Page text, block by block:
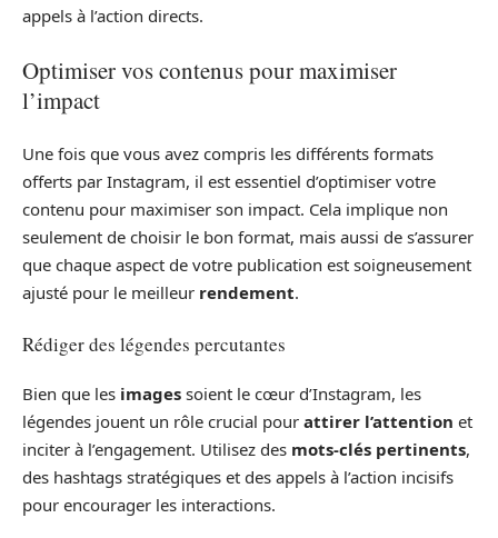
appels à l’action directs.
Optimiser vos contenus pour maximiser
l’impact
Une fois que vous avez compris les différents formats
offerts par Instagram, il est essentiel d’optimiser votre
contenu pour maximiser son impact. Cela implique non
seulement de choisir le bon format, mais aussi de s’assurer
que chaque aspect de votre publication est soigneusement
ajusté pour le meilleur rendement.
Rédiger des légendes percutantes
Bien que les images soient le cœur d’Instagram, les
légendes jouent un rôle crucial pour attirer l’attention et
inciter à l’engagement. Utilisez des mots-clés pertinents,
des hashtags stratégiques et des appels à l’action incisifs
pour encourager les interactions.